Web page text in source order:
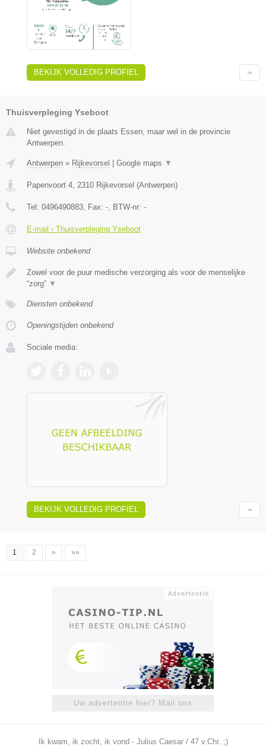
BEKIJK VOLLEDIG PROFIEL
Thuisverpleging Yseboot
Niet gevestigd in de plaats Essen, maar wel in de provincie
Antwerpen.
Antwerpen » Rijkevorsel Google maps ▼
Papenvoort 4, 2310 Rijkevorsel (Antwerpen)
Tel: 0496490883, Fax: -, BTW-nr: -
E-mail › Thuisverpleging Yseboot
Website onbekend
Zowel voor de puur medische verzorging als voor de menselijke
“zorg” ▼
Diensten onbekend
Openingstijden onbekend
Sociale media:
BEKIJK VOLLEDIG PROFIEL
1 2 » »»
Uw advertentie hier? Mail ons
Ik kwam, ik zocht, ik vond - Julius Caesar / 47 v.Chr. ;)